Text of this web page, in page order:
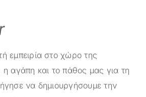
εμπειρία στο χώρο της
η αγάπη και το πάθος μας για τη
να δημιουργήσουμε την